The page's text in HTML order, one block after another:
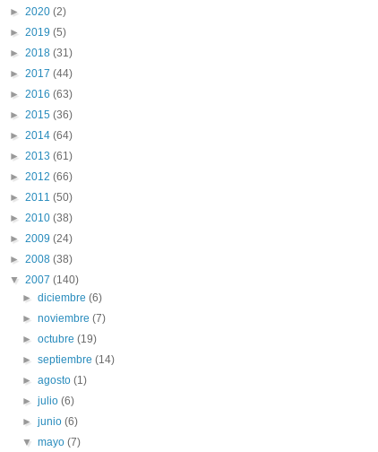
► 2020 (2)
► 2019 (5)
► 2018 (31)
► 2017 (44)
► 2016 (63)
► 2015 (36)
► 2014 (64)
► 2013 (61)
► 2012 (66)
► 2011 (50)
► 2010 (38)
► 2009 (24)
► 2008 (38)
▼ 2007 (140)
►diciembre(6)
►noviembre(7)
►octubre(19)
►septiembre(14)
►agosto(1)
►julio(6)
►junio(6)
▼mayo(7)